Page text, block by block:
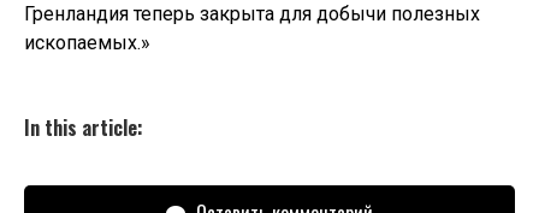
Гренландия теперь закрыта для добычи полезных
ископаемых.»
In this article: